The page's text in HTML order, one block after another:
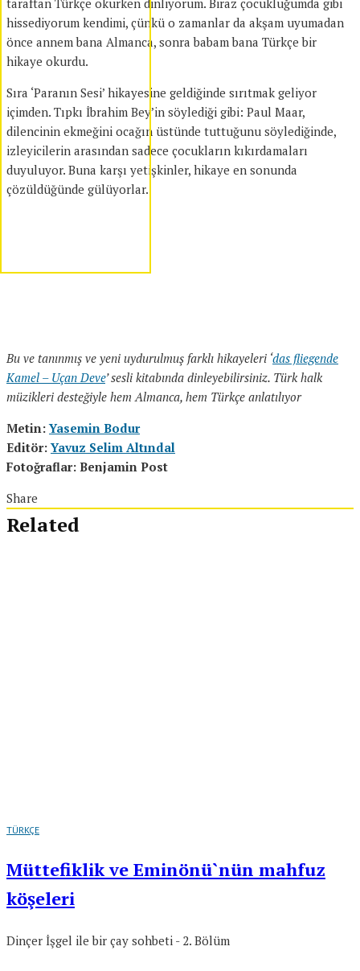
taraftan Türkçe okurken dinliyorum. Biraz çocukluğumda gibi
hissediyorum kendimi, çünkü o zamanlar da akşam uyumadan
önce annem bana Almanca, sonra babam bana Türkçe bir
hikaye okurdu.
Sıra ‘Paranın Sesi’ hikayesine geldiğinde sırıtmak geliyor
içimden. Tıpkı İbrahim Bey’in söylediği gibi: Paul Maar,
dilencinin ekmeğini ocağın üstünde tuttuğunu söylediğinde,
izleyicilerin arasından sadece çocukların kıkırdamaları
duyuluyor. Buna karşı yetişkinler, hikaye en sonunda
çözüldüğünde gülüyorlar.
Bu ve tanınmış ve yeni uydurulmuş farklı hikayeleri ‘das fliegende
Kamel – Uçan Deve’ sesli kitabında dinleyebilirsiniz. Türk halk
müzikleri desteğiyle hem Almanca, hem Türkçe anlatılıyor
Metin:Yasemin Bodur
Editör:Yavuz Selim Altındal
Fotoğraflar: Benjamin Post
Share
Related
TÜRKÇE
Müttefiklik ve Eminönü`nün mahfuz
köşeleri
Dinçer İşgel ile bir çay sohbeti - 2. Bölüm